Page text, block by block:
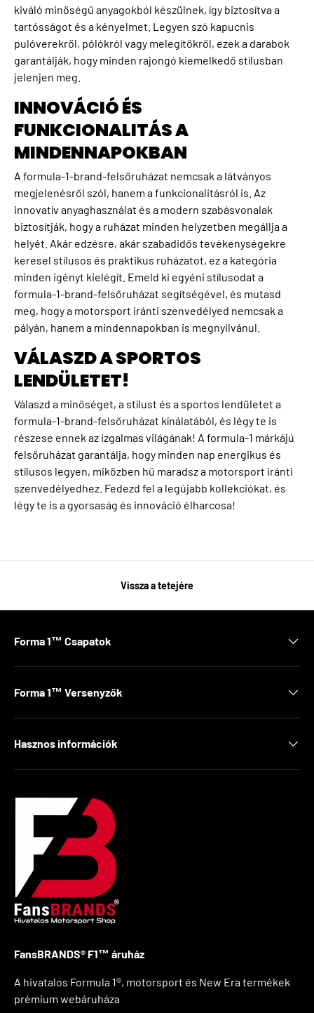
kiváló minőségű anyagokból készülnek, így biztosítva a
tartósságot és a kényelmet. Legyen szó kapucnis
pulóverekről, pólókról vagy melegítőkről, ezek a darabok
garantálják, hogy minden rajongó kiemelkedő stílusban
jelenjen meg.
INNOVÁCIÓ ÉS
FUNKCIONALITÁS A
MINDENNAPOKBAN
A formula-1-brand-felsőruházat nemcsak a látványos
megjelenésről szól, hanem a funkcionalitásról is. Az
innovatív anyaghasználat és a modern szabásvonalak
biztosítják, hogy a ruházat minden helyzetben megállja a
helyét. Akár edzésre, akár szabadidős tevékenységekre
keresel stílusos és praktikus ruházatot, ez a kategória
minden igényt kielégít. Emeld ki egyéni stílusodat a
formula-1-brand-felsőruházat segítségével, és mutasd
meg, hogy a motorsport iránti szenvedélyed nemcsak a
pályán, hanem a mindennapokban is megnyilvánul.
VÁLASZD A SPORTOS
LENDÜLETET!
Válaszd a minőséget, a stílust és a sportos lendületet a
formula-1-brand-felsőruházat kínálatából, és légy te is
részese ennek az izgalmas világának! A formula-1 márkájú
felsőruházat garantálja, hogy minden nap energikus és
stílusos legyen, miközben hű maradsz a motorsport iránti
szenvedélyedhez. Fedezd fel a legújabb kollekciókat, és
légy te is a gyorsaság és innováció élharcosa!
Vissza a tetejére
Forma 1™ Csapatok
Forma 1™ Versenyzők
Hasznos információk
FansBRANDS® F1™ áruház
A hivatalos Formula 1®, motorsport és New Era termékek
prémium webáruháza